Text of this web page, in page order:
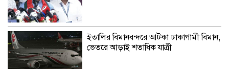
ইতালির বিমানবন্দরে আটকা ঢাকাগামী বিমান,
ভেতরে আড়াই শতাধিক যাত্রী